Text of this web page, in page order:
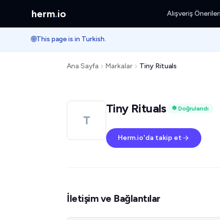
herm.io Alışveriş Önerileri
🌐This page is in Turkish.
Ana Sayfa Markalar Tiny Rituals
T
Tiny Rituals Doğrulandı
Herm.io'da takip et
İletişim ve Bağlantılar